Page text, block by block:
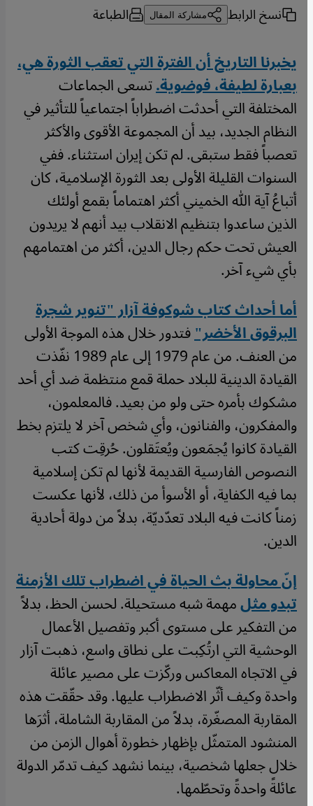
نسخ الرابط مشاركة المقال الطباعة
يخبرنا التاريخ أن الفترة التي تعقب الثورة هي،
بعبارة لطيفة، فوضوية.تسعى الجماعات
المختلفة التي أحدثت اضطراباً اجتماعياً للتأثير في
النظام الجديد، بيد أن المجموعة الأقوى والأكثر
تعصباً فقط ستبقى. لم تكن إيران استثناء. ففي
السنوات القليلة الأولى بعد الثورة الإسلامية، كان
أتباعُ آية الله الخميني أكثر اهتماماً بقمع أولئك
الذين ساعدوا بتنظيم الانقلاب بيد أنهم لا يريدون
العيش تحت حكم رجال الدين، أكثر من اهتمامهم
بأي شيء آخر.
أما أحداث كتاب شوكوفة آزار "تنوير شجرة
البرقوق الأخضر"فتدور خلال هذه الموجة الأولى
من العنف. من عام 1979 إلى عام 1989 نفّذت
القيادة الدينية للبلاد حملة قمع منتظمة ضد أي أحد
مشكوك بأمره حتى ولو من بعيد. فالمعلمون،
والمفكرون، والفنانون، وأي شخص آخر لا يلتزم بخط
القيادة كانوا يُجمَعون ويُعتَقلون. حُرقِت كتب
النصوص الفارسية القديمة لأنها لم تكن إسلامية
بما فيه الكفاية، أو الأسوأ من ذلك، لأنها عكست
زمناً كانت فيه البلاد تعدّديّة، بدلاً من دولة أحادية
الدين.
إنّ محاولة بث الحياة في اضطراب تلك الأزمنة
تبدو مثلمهمة شبه مستحيلة. لحسن الحظ، بدلاً
من التفكير على مستوى أكبر وتفصيل الأعمال
الوحشية التي ارتُكِبت على نطاق واسع، ذهبت آزار
في الاتجاه المعاكس وركّزت على مصير عائلة
واحدة وكيف أثّر الاضطراب عليها. وقد حقّقت هذه
المقاربة المصغّرة، بدلاً من المقاربة الشاملة، أثرَها
المنشود المتمثّل بإظهار خطورة أهوال الزمن من
خلال جعلها شخصية، بينما نشهد كيف تدمّر الدولة
عائلةً واحدةً وتحطّمها.